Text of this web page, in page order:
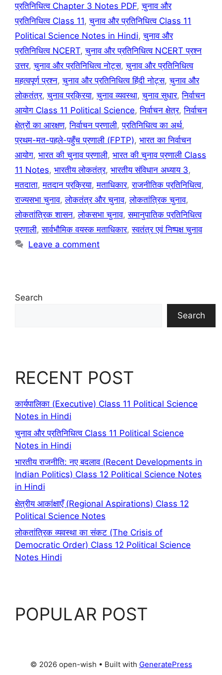
प्रतिनिधित्व Chapter 3 Notes PDF,चुनाव और
प्रतिनिधित्व Class 11,चुनाव और प्रतिनिधित्व Class 11
Political Science Notes in Hindi,चुनाव और
प्रतिनिधित्व NCERT,चुनाव और प्रतिनिधित्व NCERT प्रश्न
उत्तर,चुनाव और प्रतिनिधित्व नोट्स,चुनाव और प्रतिनिधित्व
महत्वपूर्ण प्रश्न,चुनाव और प्रतिनिधित्व हिंदी नोट्स,चुनाव और
लोकतंत्र,चुनाव प्रक्रिया,चुनाव व्यवस्था,चुनाव सुधार,निर्वाचन
आयोग Class 11 Political Science,निर्वाचन क्षेत्र,निर्वाचन
क्षेत्रों का आरक्षण,निर्वाचन प्रणाली,प्रतिनिधित्व का अर्थ,
प्रथम-मत-पहले-पहुँच प्रणाली (FPTP), भारत का निर्वाचन
आयोग, भारत की चुनाव प्रणाली, भारत की चुनाव प्रणाली Class
11 Notes, भारतीय लोकतंत्र, भारतीय संविधान अध्याय 3,
मतदाता,मतदान प्रक्रिया,मताधिकार,राजनीतिक प्रतिनिधित्व,
राज्यसभा चुनाव,लोकतंत्र और चुनाव,लोकतांत्रिक चुनाव,
लोकतांत्रिक शासन,लोकसभा चुनाव,समानुपातिक प्रतिनिधित्व
प्रणाली,सार्वभौमिक वयस्क मताधिकार,स्वतंत्र एवं निष्पक्ष चुनाव
Leave a comment
Search
Search
RECENT POST
कार्यपालिका (Executive) Class 11 Political Science
Notes in Hindi
चुनाव और प्रतिनिधित्व Class 11 Political Science
Notes in Hindi
भारतीय राजनीति: नए बदलाव (Recent Developments in
Indian Politics) Class 12 Political Science Notes
in Hindi
क्षेत्रीय आकांक्षाएँ (Regional Aspirations) Class 12
Political Science Notes
लोकतांत्रिक व्यवस्था का संकट (The Crisis of
Democratic Order) Class 12 Political Science
Notes Hindi
POPULAR POST
© 2026 open-wish • Built with GeneratePress